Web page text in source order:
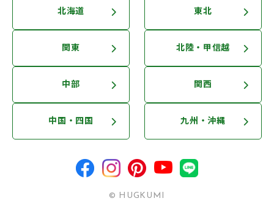
北海道 東北
関東 北陸・甲信越
中部 関西
中国・四国 九州・沖縄
© HUGKUMI